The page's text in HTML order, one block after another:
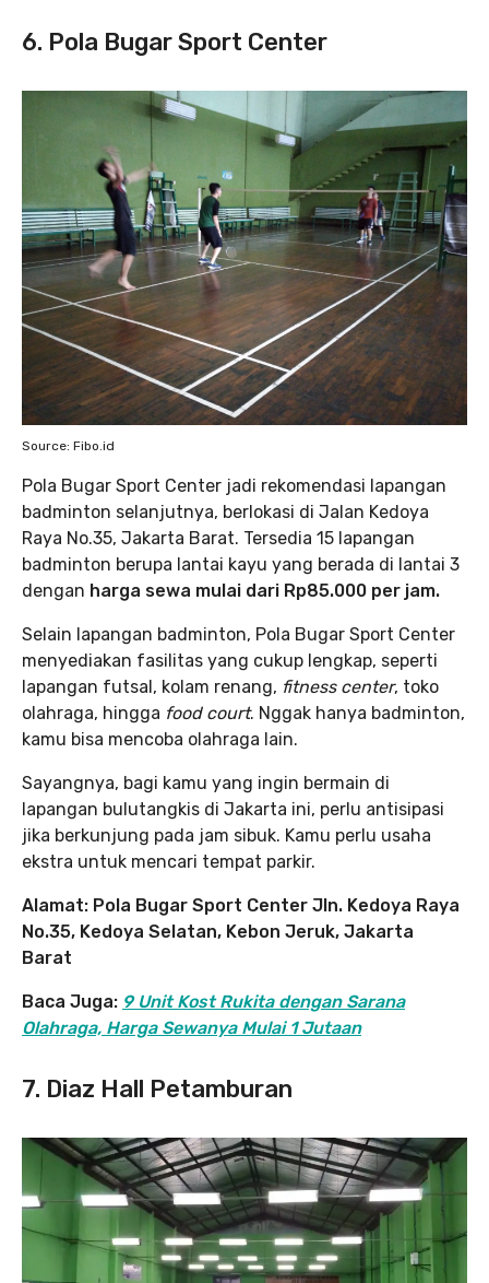
6. Pola Bugar Sport Center
Source: Fibo.id
Pola Bugar Sport Center jadi rekomendasi lapangan
badminton selanjutnya, berlokasi di Jalan Kedoya
Raya No.35, Jakarta Barat. Tersedia 15 lapangan
badminton berupa lantai kayu yang berada di lantai 3
dengan harga sewa mulai dari Rp85.000 per jam.
Selain lapangan badminton, Pola Bugar Sport Center
menyediakan fasilitas yang cukup lengkap, seperti
lapangan futsal, kolam renang, fitness center, toko
olahraga, hingga food court. Nggak hanya badminton,
kamu bisa mencoba olahraga lain.
Sayangnya, bagi kamu yang ingin bermain di
lapangan bulutangkis di Jakarta ini, perlu antisipasi
jika berkunjung pada jam sibuk. Kamu perlu usaha
ekstra untuk mencari tempat parkir.
Alamat: Pola Bugar Sport Center Jln. Kedoya Raya
No.35, Kedoya Selatan, Kebon Jeruk, Jakarta
Barat
Baca Juga: 9 Unit Kost Rukita dengan Sarana
Olahraga, Harga Sewanya Mulai 1 Jutaan
7. Diaz Hall Petamburan